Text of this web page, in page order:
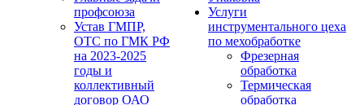
профсоюза
Устав ГМПР,
ОТС по ГМК РФ
на 2023-2025
годы и
коллективный
договор ОАО
Услуги
инструментального цеха
по мехобработке
Фрезерная
обработка
Термическая
обработка